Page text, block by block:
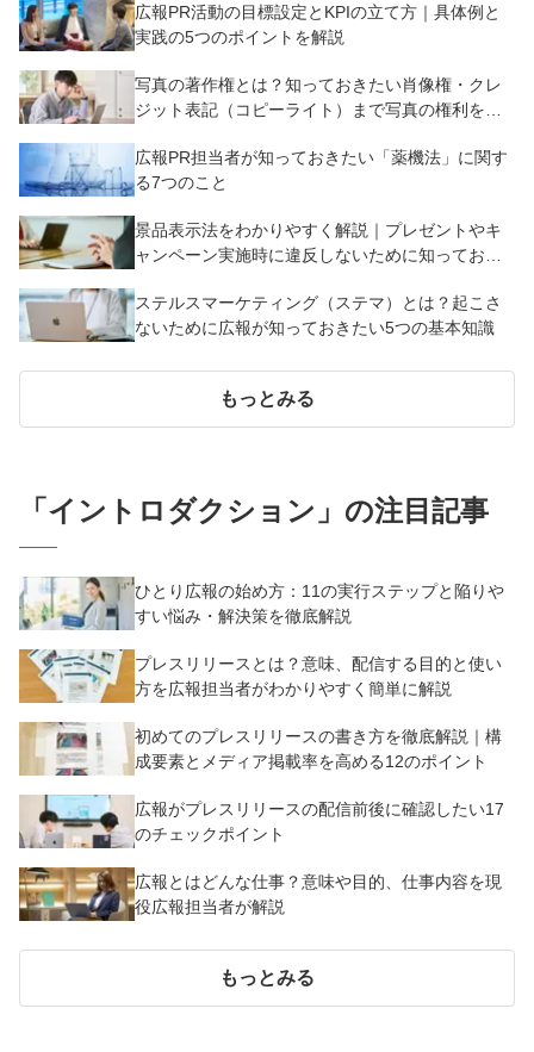
広報PR活動の目標設定とKPIの立て方｜具体例と
実践の5つのポイントを解説
写真の著作権とは？知っておきたい肖像権・クレ
ジット表記（コピーライト）まで写真の権利を解
広報PR担当者が知っておきたい「薬機法」に関す
る7つのこと
景品表示法をわかりやすく解説｜プレゼントやキ
ャンペーン実施時に違反しないために知っておく
ステルスマーケティング（ステマ）とは？起こさ
ないために広報が知っておきたい5つの基本知識
もっとみる
「 イントロダクション 」の注目記事
ひとり広報の始め方：11の実行ステップと陥りや
すい悩み・解決策を徹底解説
プレスリリースとは？意味、配信する目的と使い
方を広報担当者がわかりやすく簡単に解説
初めてのプレスリリースの書き方を徹底解説｜構
成要素とメディア掲載率を高める12のポイント
広報がプレスリリースの配信前後に確認したい17
のチェックポイント
広報とはどんな仕事？意味や目的、仕事内容を現
役広報担当者が解説
もっとみる